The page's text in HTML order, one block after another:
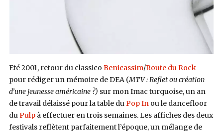
Eté 2001, retour du classico Benicassim/Route du Rock
pour rédiger un mémoire de DEA (MTV : Reflet ou création
d’une jeunesse américaine ?) sur mon Imac turquoise, un an
de travail délaissé pour la table duPop Inou le dancefloor
duPulpà effectuer en trois semaines. Les affiches des deux
festivals reflètent parfaitement l’époque, un mélange de